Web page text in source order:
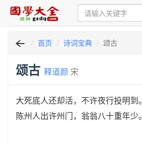
首页 诗词宝典 颂古
颂古 释道颜 宋
大死底人还却活，不许夜行投明到。
陈州人出许州门，翁翁八十重年少。